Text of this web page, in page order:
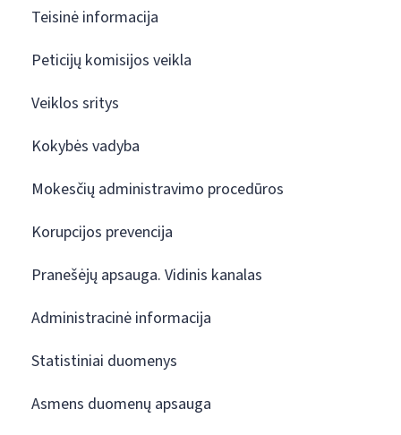
Teisinė informacija
Peticijų komisijos veikla
Veiklos sritys
Kokybės vadyba
Mokesčių administravimo procedūros
Korupcijos prevencija
Pranešėjų apsauga. Vidinis kanalas
Administracinė informacija
Statistiniai duomenys
Asmens duomenų apsauga